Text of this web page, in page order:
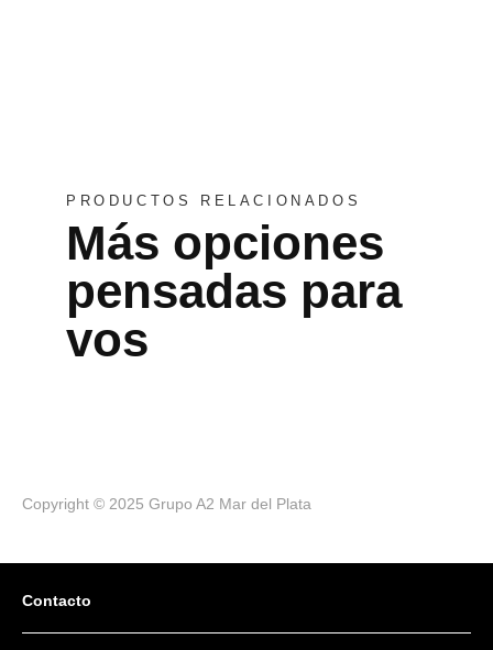
PRODUCTOS RELACIONADOS
Más opciones
pensadas para
vos
Copyright © 2025 Grupo A2 Mar del Plata
Contacto